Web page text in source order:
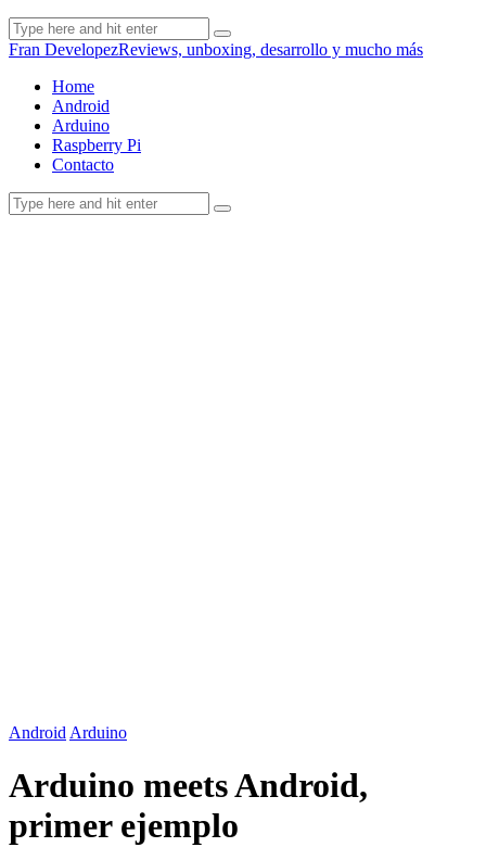
Fran DevelopezReviews, unboxing, desarrollo y mucho más
Home
Android
Arduino
Raspberry Pi
Contacto
Android Arduino
Arduino meets Android,
primer ejemplo